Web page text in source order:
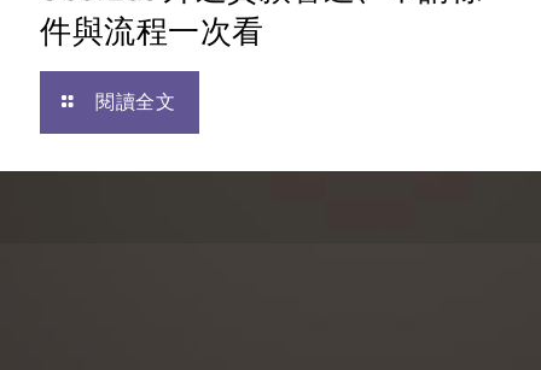
件與流程一次看
閱讀全文